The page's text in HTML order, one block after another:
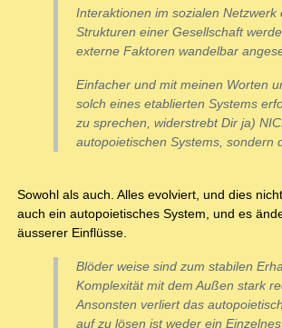
Interaktionen im sozialen
Strukturen einer Gesellschaft
externe Faktoren wandelbar
Einfacher und mit meinen Worten
solch eines etablierten Systems
zu sprechen, widerstrebt Dir ja)
autopoietischen Systems, sondern
Sowohl als auch. Alles evolviert, und dies
auch ein autopoietisches System, und es
äusserer Einflüsse.
Blöder weise sind zum stabilen
Komplexität mit dem Außen stark
Ansonsten verliert das
auf zu lösen ist weder ein